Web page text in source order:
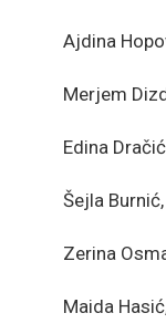
Ajdina
Merjem
Edina
Šejla
Zerina
Maida